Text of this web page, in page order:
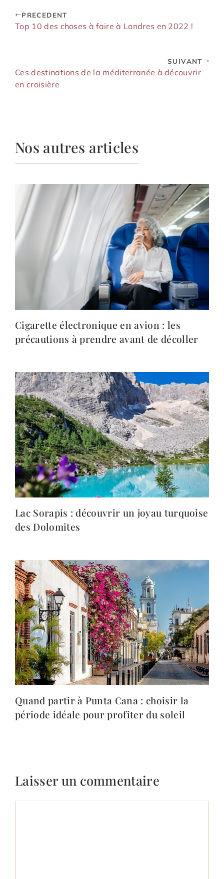
PRECEDENT
Top 10 des choses à faire à Londres en 2022 !
SUIVANT
Ces destinations de la méditerranée à découvrir
en croisière
Nos autres articles
Cigarette électronique en avion : les
précautions à prendre avant de décoller
Lac Sorapis : découvrir un joyau turquoise
des Dolomites
Quand partir à Punta Cana : choisir la
période idéale pour profiter du soleil
Laisser un commentaire